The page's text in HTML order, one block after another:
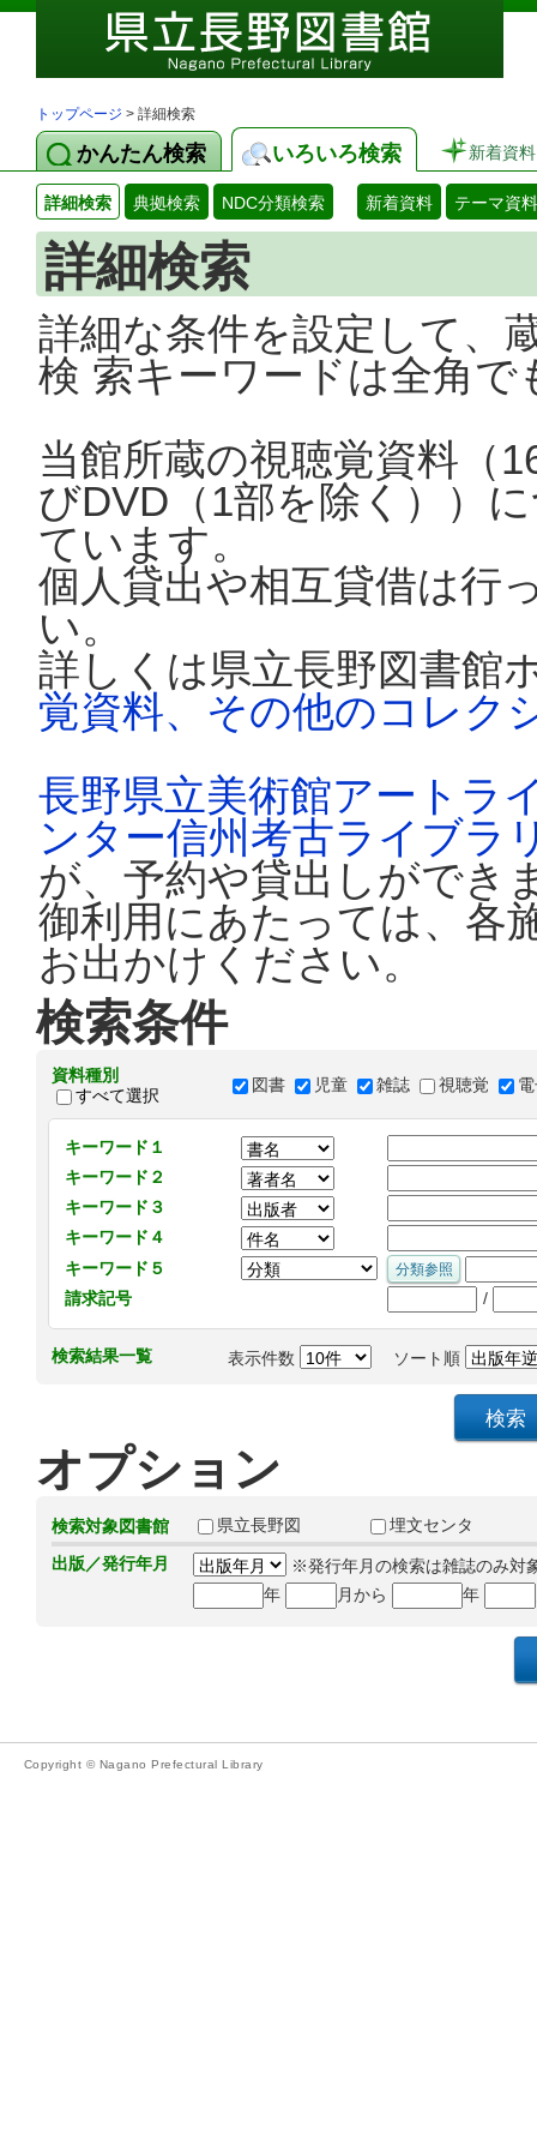
トップページ > 詳細検索
かんたん検索 いろいろ検索 新着資料
詳細検索 典拠検索 NDC分類検索 新着資料 テーマ資料
詳細検索
詳細な条件を設定して、
検 索キーワードは全角
当館所蔵の視聴覚資料（
びDVD（1部を除く））
ています。
個人貸出や相互貸借は行
い。
詳しくは県立長野図書館
覚資料、その他のコレク
長野県立美術館アートラ
ンター信州考古ライブラ
が、予約や貸出しができ
御利用にあたっては、各
お出かけください。
検索条件
資料種別
すべて選択
図書 児童 雑誌 視聴覚
キーワード１
キーワード２
キーワード３
キーワード４
キーワード５
請求記号
/
検索結果一覧 表示件数 ソート順
オプション
検索対象図書館 県立長野図
埋文センタ
出版／発行年月
※発行年月の検索は雑誌のみ対
年
月から 年
Copyright © Nagano Prefectural Library